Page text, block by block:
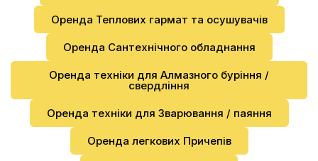
Оренда Теплових гармат та осушувачів
Оренда Сантехнічного обладнання
Оренда техніки для Алмазного буріння /
свердління
Оренда техніки для Зварювання / паяння
Оренда легкових Причепів